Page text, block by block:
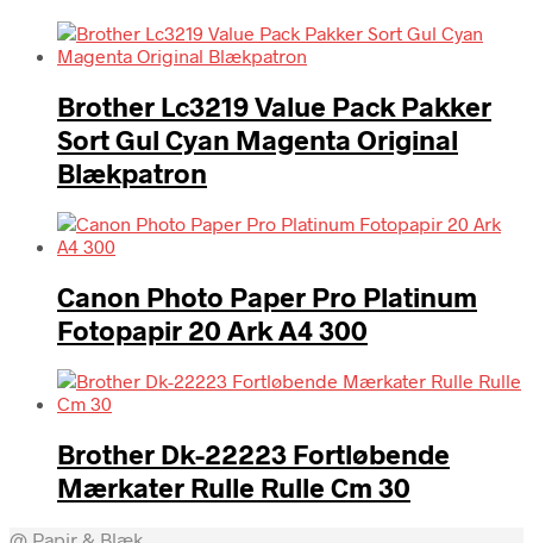
Brother Lc3219 Value Pack Pakker
Sort Gul Cyan Magenta Original
Blækpatron
Canon Photo Paper Pro Platinum
Fotopapir 20 Ark A4 300
Brother Dk-22223 Fortløbende
Mærkater Rulle Rulle Cm 30
@ Papir & Blæk